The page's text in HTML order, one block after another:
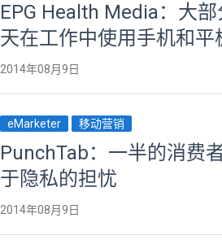
EPG Health Media：大
天在工作中使用手机和平
2014年08月9日
eMarketer 移动营销
PunchTab：一半的消费
于隐私的担忧
2014年08月9日